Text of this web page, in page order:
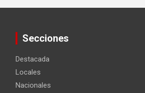
Secciones
Destacada
Locales
Nacionales